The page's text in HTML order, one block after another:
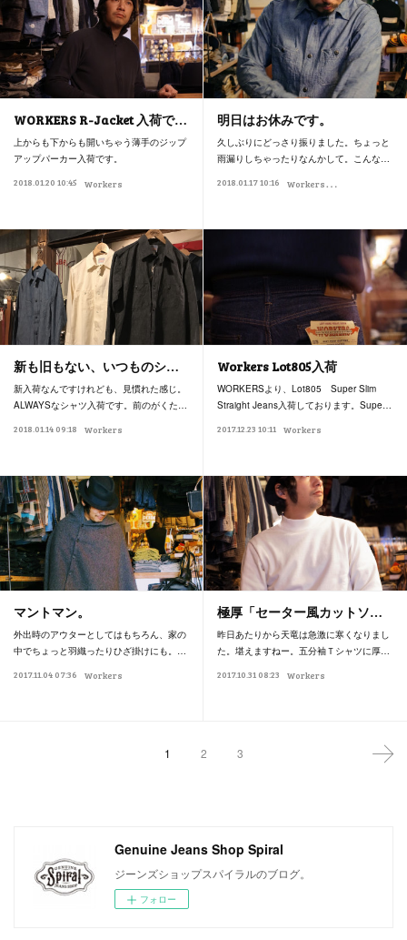
WORKERS R-Jacket 入荷で…
上からも下からも開いちゃう薄手のジップ
アップパーカー入荷です。
2018.01.20 10:45
Workers
明日はお休みです。
久しぶりにどっさり振りました。ちょっと
雨漏りしちゃったりなんかして。こんな…
2018.01.17 10:16
W
orkersお店
新も旧もない、いつものシ…
新入荷なんですけれども、見慣れた感じ。
ALWAYSなシャツ入荷です。前のがくた…
2018.01.14 09:18
Workers
Workers Lot805入荷
WORKERSより、Lot805 Super Slim
Straight Jeans入荷しております。Supe…
2017.12.23 10:11
Workers
マントマン。
外出時のアウターとしてはもちろん、家の
中でちょっと羽織ったりひざ掛けにも。…
2017.11.04 07:36
Workers
極厚「セーター風カットソ…
昨日あたりから天竜は急激に寒くなりまし
た。堪えますねー。五分袖Ｔシャツに厚…
2017.10.31 08:23
Workers
1 2 3
Genuine Jeans Shop Spiral
ジーンズショップスパイラルのブログ。
フォロー